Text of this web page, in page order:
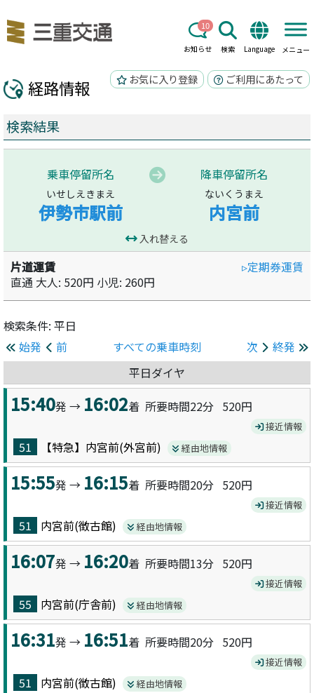
お知らせ
10
検索 Language メニュー
経路情報 お気に入り登録 ご利用にあたって
検索結果
乗車停留所名
いせしえきまえ
伊勢市駅前
降車停留所名
ないくうまえ
内宮前
入れ替える
▹定期券運賃
片道運賃
直通 大人: 520円 小児: 260円
検索条件: 平日
始発
前 すべての乗車時刻 終発
次
平日ダイヤ
15:40発 → 16:02着 所要時間22分 520円
接近情報
51 【特急】内宮前(外宮前) 経由地情報
15:55発 → 16:15着 所要時間20分 520円
接近情報
51 内宮前(徴古館) 経由地情報
16:07発 → 16:20着 所要時間13分 520円
接近情報
55 内宮前(庁舎前) 経由地情報
16:31発 → 16:51着 所要時間20分 520円
接近情報
51 内宮前(徴古館) 経由地情報